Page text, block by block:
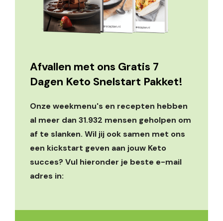
Afvallen met ons Gratis 7
Dagen Keto Snelstart Pakket!
Onze weekmenu's en recepten hebben
al meer dan 31.932 mensen geholpen om
af te slanken. Wil jij ook samen met ons
een kickstart geven aan jouw Keto
succes? Vul hieronder je beste e-mail
adres in: